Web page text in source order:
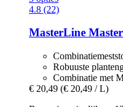
4.8 (22)
MasterLine
Robuuste
Combinatie met
€ 20,49 (€ 20,49 / L)